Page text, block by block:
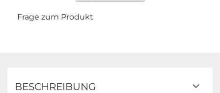
Frage zum Produkt
BESCHREIBUNG